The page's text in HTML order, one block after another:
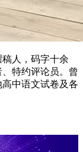
人，码字十余
特约评论员。曾
中语文试卷及各